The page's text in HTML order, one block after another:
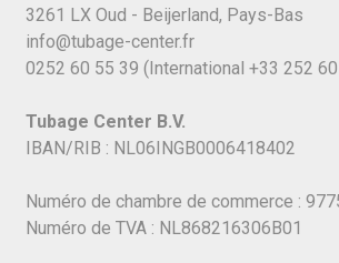
3261 LX Oud - Beijerland, Pays-Bas
info@tubage-center.fr
0252 60 55 39 (International +33 252
Tubage Center B.V.
IBAN/RIB : NL06INGB0006418402
Numéro de chambre de commerce :
Numéro de TVA : NL868216306B01